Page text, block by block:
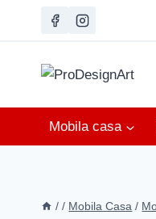
Mobila casa
/ / Mobila Casa /